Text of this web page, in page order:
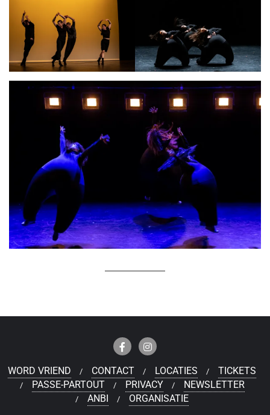
WORD VRIEND CONTACT LOCATIES
TICKETS
PASSE-PARTOUT
PRIVACY
NEWSLETTER
ANBI
ORGANISATIE